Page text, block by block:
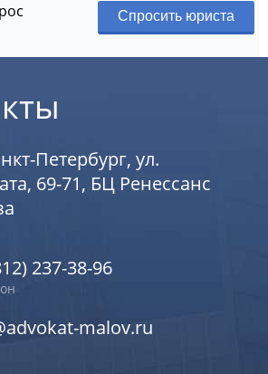
Спросить юриста
Петербург, ул.
69-71, БЦ Ренессанс
237-38-96
malov.ru